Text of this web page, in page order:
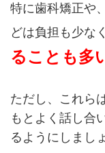
特に歯科矯正や
どは負担も少なく
ることも多
ただし、これら
もとよく話し合
るようにしまし